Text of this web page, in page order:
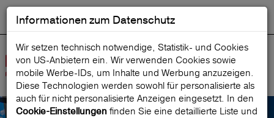
Suche starten
Informationen zum Datenschutz
Wir setzen technisch notwendige, Statistik- und Cookies
von US-Anbietern ein. Wir verwenden Cookies sowie
mobile Werbe‑IDs, um Inhalte und Werbung anzuzeigen.
Diese Technologien werden sowohl für personalisierte als
auch für nicht personalisierte Anzeigen eingesetzt. In den
Cookie-Einstellungen finden Sie eine detaillierte Liste und